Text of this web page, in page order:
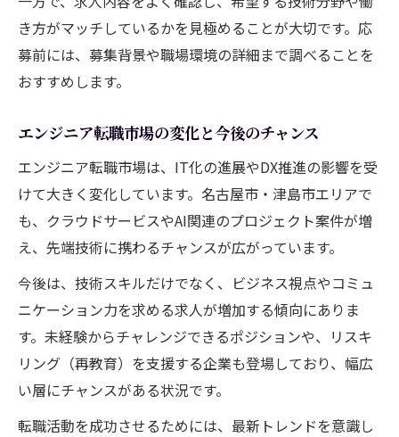
き方がマッチしているかを見極めることが大切です。応
募前には、募集背景や職場環境の詳細まで調べることを
おすすめします。
エンジニア転職市場の変化と今後のチャンス
エンジニア転職市場は、IT化の進展やDX推進の影響を受
けて大きく変化しています。名古屋市・津島市エリアで
も、クラウドサービスやAI関連のプロジェクト案件が増
え、先端技術に携わるチャンスが広がっています。
今後は、技術スキルだけでなく、ビジネス視点やコミュ
ニケーション力を求める求人が増加する傾向にありま
す。未経験からチャレンジできるポジションや、リスキ
リング（再教育）を支援する企業も登場しており、幅広
い層にチャンスがある状況です。
転職活動を成功させるためには、最新トレンドを意識し